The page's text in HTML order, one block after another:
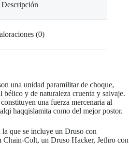
Descripción
(0)
una unidad paramilitar de choque,
bélico y de naturaleza cruenta y salvaje.
una fuerza mercenaria al
haqqislamita como del mejor postor.
que se incluye un Druso con
Colt, un Druso Hacker, Jethro con